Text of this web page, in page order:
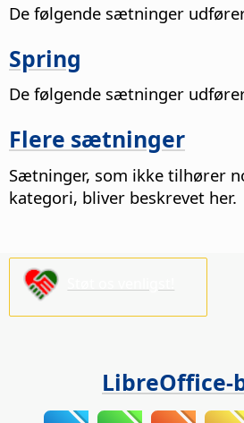
De følgende sætninger
Spring
De følgende sætninger
Flere sætninger
Sætninger, som ikke tilhører
kategori, bliver beskrevet her.
LibreOffice-